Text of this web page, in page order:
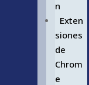
n
Exten
siones
de
Chrom
e